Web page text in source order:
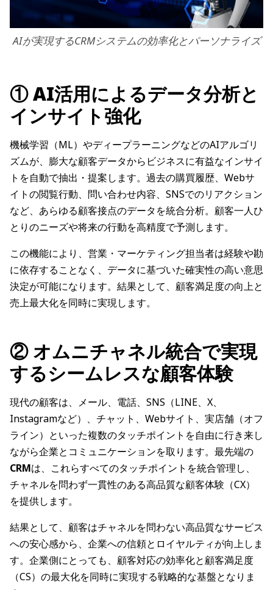
AIが実現するCRMシステムの効率化とパーソナライズ
① AI活用によるデータ分析と
インサイト強化
機械学習（ML）やディープラーニングなどのAIアルゴリ
ズムが、膨大な顧客データからビジネスに有益なインサイ
トを自動で抽出・提案します。過去の購買履歴、Webサ
イトの閲覧行動、問い合わせ内容、SNSでのリアクション
など、あらゆる顧客接点のデータを統合分析。顧客一人ひ
とりのニーズや将来の行動を高精度で予測します。
この機能により、営業・マーケティング担当者は経験や勘
に依存することなく、データに基づいた確実性の高い意思
決定が可能になります。結果として、顧客満足度の向上と
売上最大化を同時に実現します。
② オムニチャネル統合で実現
するシームレスな顧客体験
現代の顧客は、メール、電話、SNS（LINE、X、
Instagramなど）、チャット、Webサイト、実店舗（オフ
ライン）といった複数のタッチポイントを自由に行き来し
ながら企業とコミュニケーションを取ります。最先端の
CRMは、これらすべてのタッチポイントを統合管理し、
チャネルを問わず一貫性のある高品質な顧客体験（CX）
を提供します。
結果として、顧客はチャネルを問わない高品質なサービス
への安心感から、企業への信頼とロイヤルティが向上しま
す。企業側にとっても、顧客対応の効率化と顧客満足度
（CS）の最大化を同時に実現する戦略的な基盤となりま